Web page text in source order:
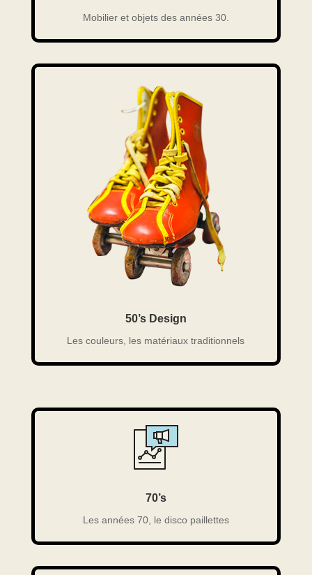
Mobilier et objets des années 30.
50’s Design
Les couleurs, les matériaux traditionnels
70’s
Les années 70, le disco paillettes